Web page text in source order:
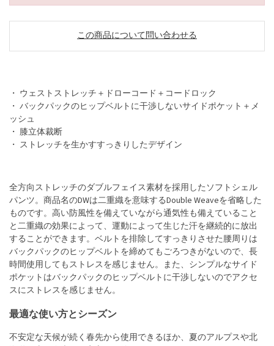
この商品について問い合わせる
・ ウェストストレッチ＋ドローコード＋コードロック
・ バックパックのヒップベルトに干渉しないサイドポケット＋メ
ッシュ
・ 膝立体裁断
・ ストレッチを生かすすっきりしたデザイン
全方向ストレッチのダブルフェイス素材を採用したソフトシェル
パンツ。商品名のDWは二重織を意味するDouble Weaveを省略した
ものです。高い防風性を備えていながら通気性も備えていること
と二重織の効果によって、運動によって生じた汗を継続的に放出
することができます。ベルトを排除してすっきりさせた腰周りは
バックパックのヒップベルトを締めてもごろつきがないので、長
時間使用してもストレスを感じません。また、シンプルなサイド
ポケットはバックパックのヒップベルトに干渉しないのでアクセ
スにストレスを感じません。
最適な使い方とシーズン
不安定な天候が続く春先から使用できるほか、夏のアルプスや北